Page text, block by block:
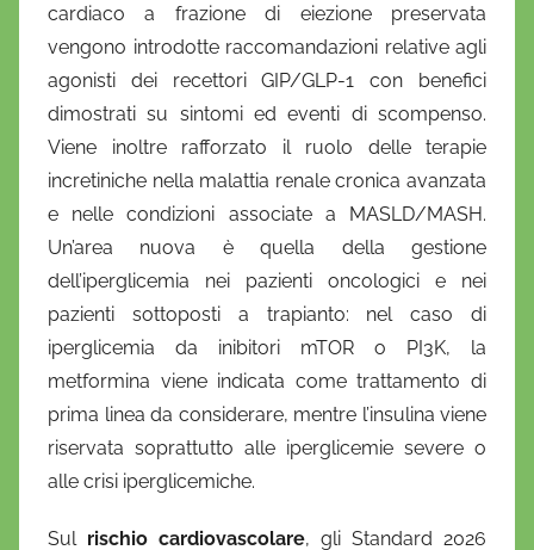
cardiaco a frazione di eiezione preservata
vengono introdotte raccomandazioni relative agli
agonisti dei recettori GIP/GLP-1 con benefici
dimostrati su sintomi ed eventi di scompenso.
Viene inoltre rafforzato il ruolo delle terapie
incretiniche nella malattia renale cronica avanzata
e nelle condizioni associate a MASLD/MASH.
Un’area nuova è quella della gestione
dell’iperglicemia nei pazienti oncologici e nei
pazienti sottoposti a trapianto: nel caso di
iperglicemia da inibitori mTOR o PI3K, la
metformina viene indicata come trattamento di
prima linea da considerare, mentre l’insulina viene
riservata soprattutto alle iperglicemie severe o
alle crisi iperglicemiche.
Sul rischio cardiovascolare, gli Standard 2026